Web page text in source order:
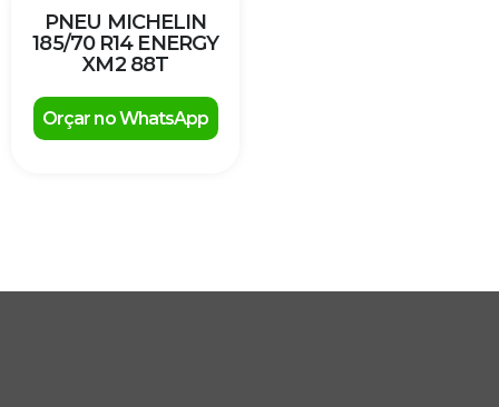
PNEU MICHELIN
185/70 R14 ENERGY
XM2 88T
Orçar no WhatsApp